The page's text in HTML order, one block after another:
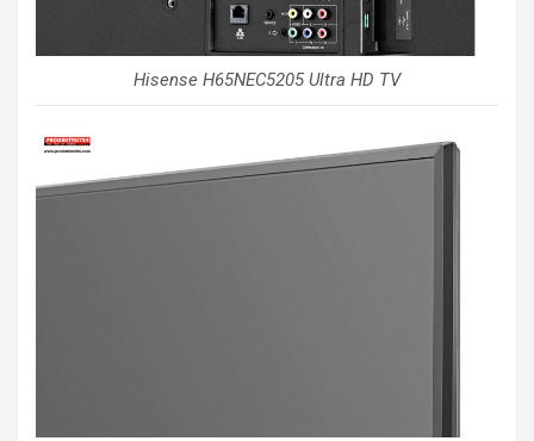
Hisense H65NEC5205 Ultra HD TV